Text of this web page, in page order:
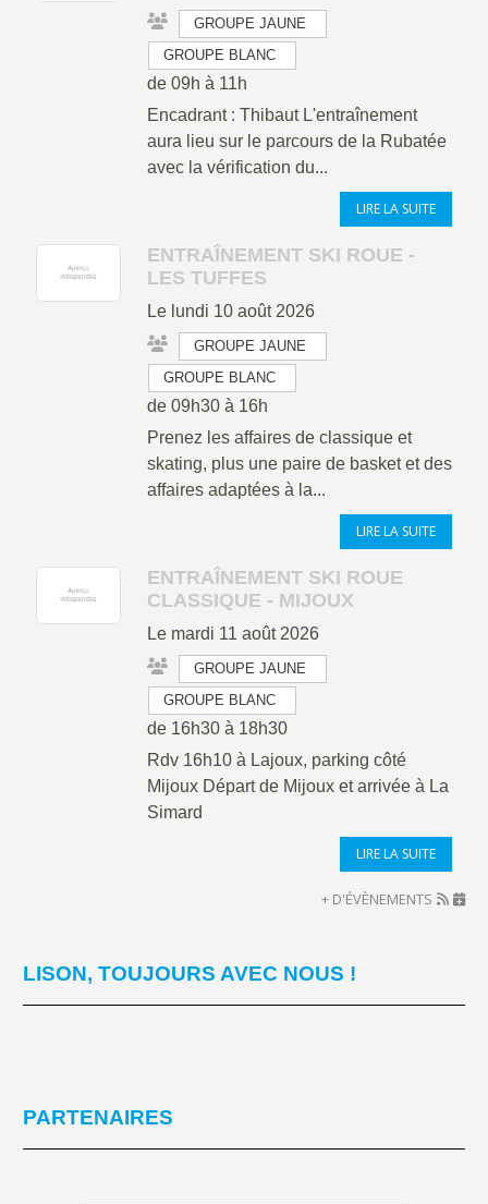
GROUPE JAUNE
GROUPE BLANC
de 09h à 11h
Encadrant : Thibaut L'entraînement
aura lieu sur le parcours de la Rubatée
avec la vérification du...
LIRE LA SUITE
ENTRAÎNEMENT SKI ROUE -
LES TUFFES
Le lundi 10 août 2026
GROUPE JAUNE
GROUPE BLANC
de 09h30 à 16h
Prenez les affaires de classique et
skating, plus une paire de basket et des
affaires adaptées à la...
LIRE LA SUITE
ENTRAÎNEMENT SKI ROUE
CLASSIQUE - MIJOUX
Le mardi 11 août 2026
GROUPE JAUNE
GROUPE BLANC
de 16h30 à 18h30
Rdv 16h10 à Lajoux, parking côté
Mijoux Départ de Mijoux et arrivée à La
Simard
LIRE LA SUITE
+ D'ÉVÈNEMENTS
LISON, TOUJOURS AVEC NOUS !
PARTENAIRES